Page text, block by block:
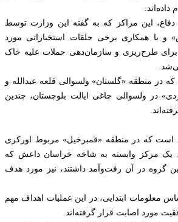
داده‌اند.
این مراکز که به گفته این وزارت توسط
و با همکاری برخی حلقات استخباراتی مورد
برای طرح‌ریزی و سازمان‌دهی حملات علیه خاک
در منطقه «گلستان» ولسوالی قلعه عبدالله و
در ولسوالی چاغی ایالت بلوچستان، چندین
است که در منطقه «قمبرخیل» مربوط اورکزی
یک مرکز وابسته به شاخه خراسان داعش که
گروه در آن رفت‌وآمد داشتند، نیز مورد هدف
معلومات ابتدایی، در این عملیات اهداف مهم
مورد اصابت قرار گرفته‌اند.